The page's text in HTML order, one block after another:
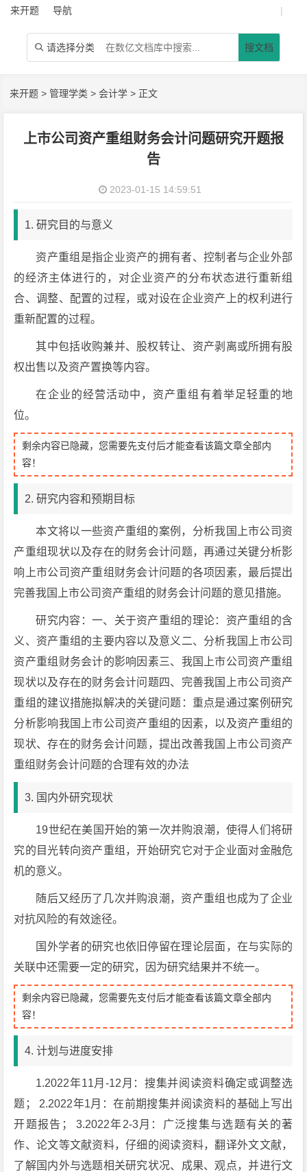
来开题 导航 |
 请选择分类 搜文档
来开题 >管理学类 >会计学 > 正文
上市公司资产重组财务会计问题研究开题报
告
2023-01-15 14:59:51
1. 研究目的与意义
资产重组是指企业资产的拥有者、控制者与企业外部
的经济主体进行的，对企业资产的分布状态进行重新组
合、调整、配置的过程，或对设在企业资产上的权利进行
重新配置的过程。
其中包括收购兼并、股权转让、资产剥离或所拥有股
权出售以及资产置换等内容。
在企业的经营活动中，资产重组有着举足轻重的地
位。
剩余内容已隐藏，您需要先支付后才能查看该篇文章全部内
容！
2. 研究内容和预期目标
本文将以一些资产重组的案例，分析我国上市公司资
产重组现状以及存在的财务会计问题，再通过关键分析影
响上市公司资产重组财务会计问题的各项因素，最后提出
完善我国上市公司资产重组的财务会计问题的意见措施。
研究内容：一、关于资产重组的理论：资产重组的含
义、资产重组的主要内容以及意义二、分析我国上市公司
资产重组财务会计的影响因素三、我国上市公司资产重组
现状以及存在的财务会计问题四、完善我国上市公司资产
重组的建议措施拟解决的关键问题：重点是通过案例研究
分析影响我国上市公司资产重组的因素，以及资产重组的
现状、存在的财务会计问题，提出改善我国上市公司资产
重组财务会计问题的合理有效的办法
3. 国内外研究现状
19世纪在美国开始的第一次并购浪潮，使得人们将研
究的目光转向资产重组，开始研究它对于企业面对金融危
机的意义。
随后又经历了几次并购浪潮，资产重组也成为了企业
对抗风险的有效途径。
国外学者的研究也依旧停留在理论层面，在与实际的
关联中还需要一定的研究，因为研究结果并不统一。
剩余内容已隐藏，您需要先支付后才能查看该篇文章全部内
容！
4. 计划与进度安排
1.2022年11月-12月：搜集并阅读资料确定或调整选
题； 2.2022年1月：在前期搜集并阅读资料的基础上写出
开题报告； 3.2022年2-3月：广泛搜集与选题有关的著
作、论文等文献资料，仔细的阅读资料，翻译外文文献，
了解国内外与选题相关研究状况、成果、观点，并进行文